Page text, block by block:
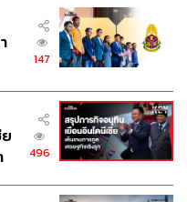
147
496